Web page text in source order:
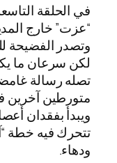
في الحلقة
“عزت” خارج
وتصدر الفضيحة
لكن سرعان ما
تصله رسالة
متورطين آخرين
ويبدأ بفقدان
تتحرك فيه خطة
ودهاء.